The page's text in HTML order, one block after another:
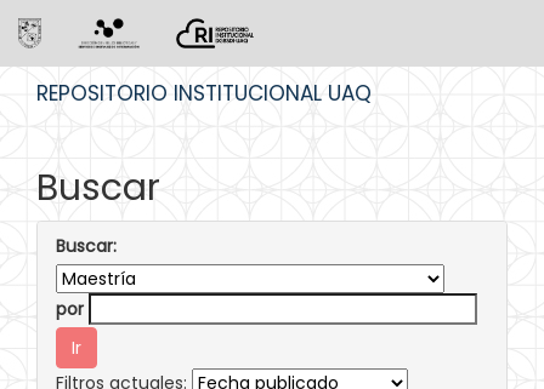
REPOSITORIO INSTITUCIONAL UAQ
Buscar
Buscar:
por
Filtros actuales: